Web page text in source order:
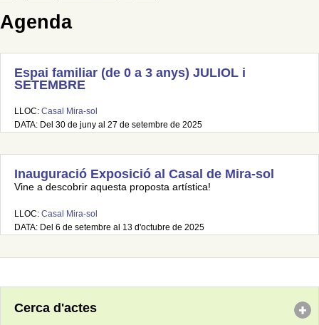
Agenda
Espai familiar (de 0 a 3 anys) JULIOL i
SETEMBRE
LLOC: Casal Mira-sol
DATA: Del 30 de juny al 27 de setembre de 2025
Inauguració Exposició al Casal de Mira-sol
Vine a descobrir aquesta proposta artística!
LLOC: Casal Mira-sol
DATA: Del 6 de setembre al 13 d'octubre de 2025
Cerca d'actes